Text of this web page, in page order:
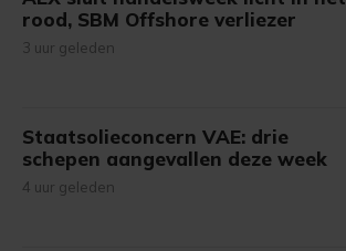
rood, SBM Offshore verliezer
3 uur geleden
Staatsolieconcern VAE: drie
schepen aangevallen deze week
4 uur geleden